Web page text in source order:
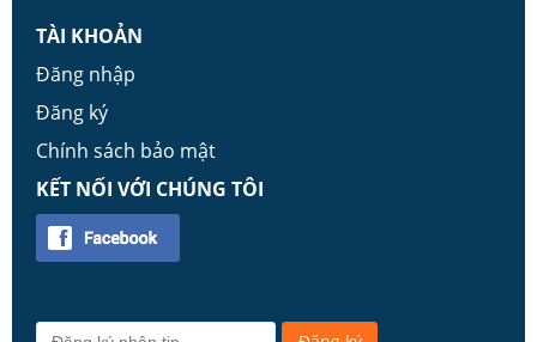
TÀI KHOẢN
Đăng nhập
Đăng ký
Chính sách bảo mật
KẾT NỐI VỚI CHÚNG TÔI